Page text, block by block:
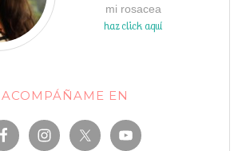
mi rosacea
haz click aquí
ACOMPÁÑAME EN